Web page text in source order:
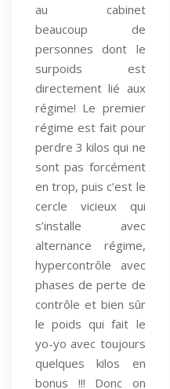
au cabinet
beaucoup de
personnes dont le
surpoids est
directement lié aux
régime! Le premier
régime est fait pour
perdre 3 kilos qui ne
sont pas forcément
en trop, puis c’est le
cercle vicieux qui
s’installe avec
alternance régime,
hypercontrôle avec
phases de perte de
contrôle et bien sûr
le poids qui fait le
yo-yo avec toujours
quelques kilos en
bonus !!! Donc on